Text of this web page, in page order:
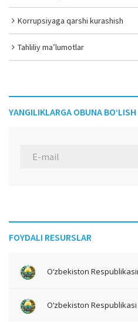
Korrupsiyaga qarshi kurashish
Tahliliy ma’lumotlar
YANGILIKLARGA OBUNA BO‘LISH
FOYDALI RESURSLAR
O‘zbekiston
O‘zbekiston